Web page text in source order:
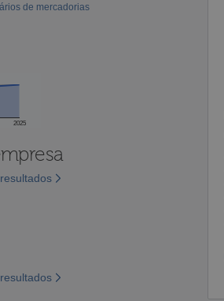
de mercadorias
2025